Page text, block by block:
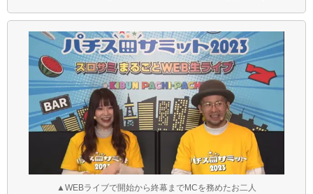
▲WEBライブで開始から終幕までMCを務めたお二人